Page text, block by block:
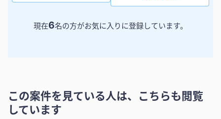
現在6名の方がお気に入りに登録しています。
この案件を見ている人は、こちらも閲覧
しています